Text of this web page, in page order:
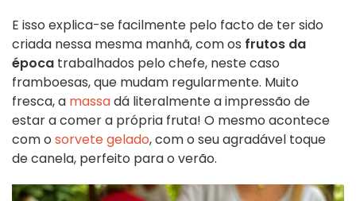
E isso explica-se facilmente pelo facto de ter sido
criada nessa mesma manhã, com os frutos da
época trabalhados pelo chefe, neste caso
framboesas, que mudam regularmente. Muito
fresca, a massadá literalmente a impressão de
estar a comer a própria fruta! O mesmo acontece
com o sorvete gelado, com o seu agradável toque
de canela, perfeito para o verão.